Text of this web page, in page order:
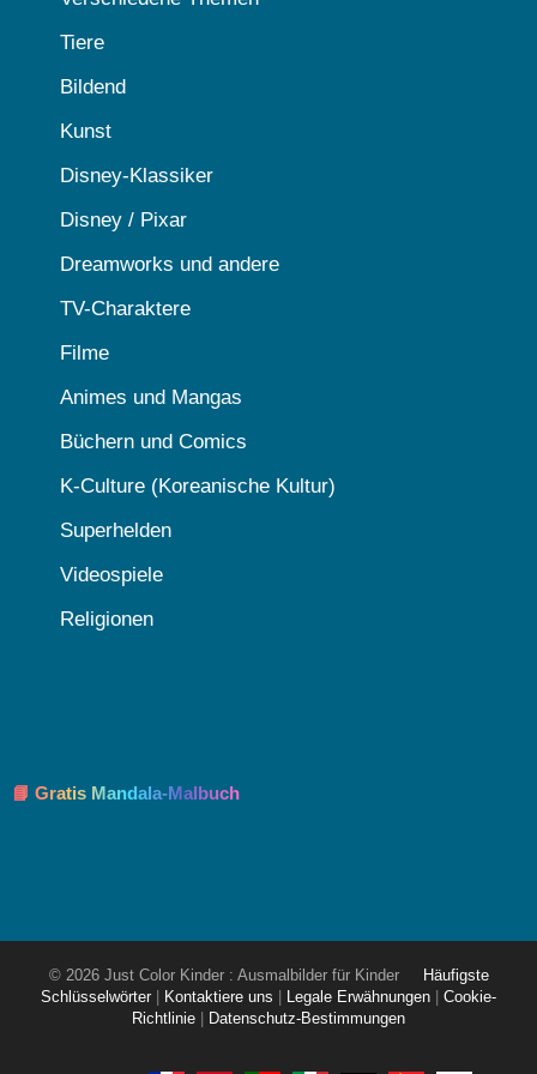
Tiere
Bildend
Kunst
Disney-Klassiker
Disney / Pixar
Dreamworks und andere
TV-Charaktere
Filme
Animes und Mangas
Büchern und Comics
K-Culture (Koreanische Kultur)
Superhelden
Videospiele
Religionen
📘 Gratis Mandala-Malbuch
© 2026 Just Color Kinder : Ausmalbilder für Kinder
Häufigste
Schlüsselwörter
Kontaktiere uns Legale Erwähnungen
Cookie-
Richtlinie
Datenschutz-Bestimmungen